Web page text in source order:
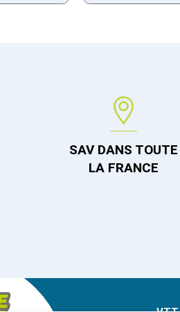
SAV DANS TOUTE
LA FRANCE